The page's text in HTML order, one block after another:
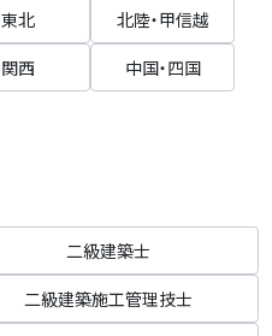
東北
北陸・甲信越
関西
中国・四国
二級建築士
二級建築施工管理技士